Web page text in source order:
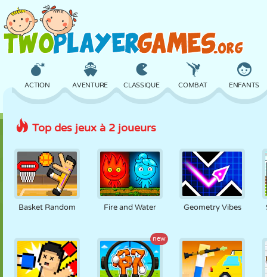
ACTION AVENTURE CLASSIQUE COMBAT ENFANTS
CHÂTEAU ÉCHECS CRAZY DÉFENSE DINOSAURE
Top des jeux à 2 joueurs
Basket Random Fire and Water Geometry Vibes
new